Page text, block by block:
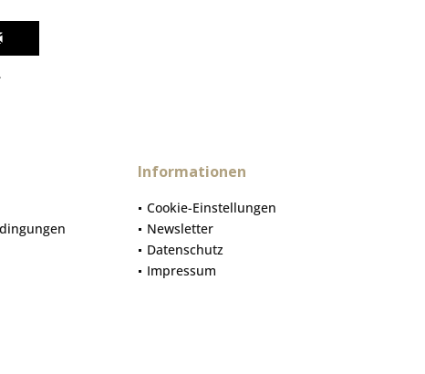
Informationen
Cookie-Einstellungen
Newsletter
Datenschutz
Impressum